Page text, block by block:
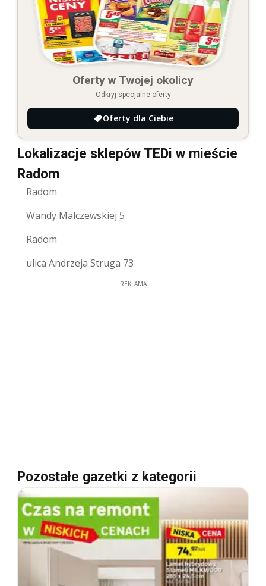
Oferty w Twojej okolicy
Odkryj specjalne oferty
Oferty dla Ciebie
Lokalizacje sklepów TEDi w mieście
Radom
Radom
Wandy Malczewskiej 5
Radom
ulica Andrzeja Struga 73
REKLAMA
Pozostałe gazetki z kategorii